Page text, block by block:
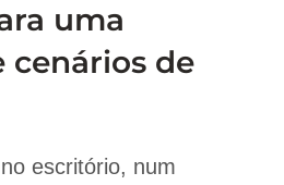
uma
cenários de
escritório, num